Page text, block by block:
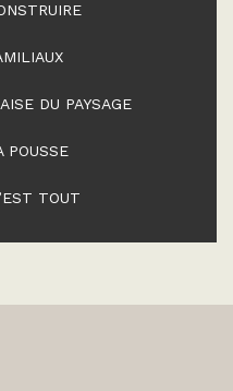
DU PAYSAGE
POUSSE
TOUT